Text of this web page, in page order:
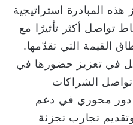
هذه المبادرة استراتيجية
تواصل أكثر تأثيرًا مع
القيمة التي تقدّمها.
في تعزيز حضورها في
تواصل الشراكات
دور محوري في دعم
وتقديم تجارب تجزئة